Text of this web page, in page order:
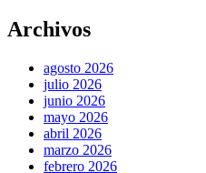
Archivos
agosto 2026
julio 2026
junio 2026
mayo 2026
abril 2026
marzo 2026
febrero 2026